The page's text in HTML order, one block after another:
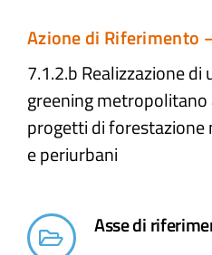
Azione di Riferimento
7.1.2.b Realizzazione
greening
progetti di forestazione
e periurbani​
Asse di